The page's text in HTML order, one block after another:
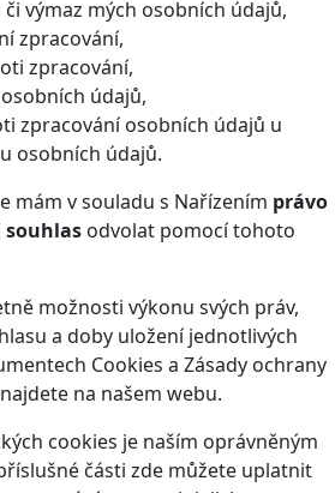
výmaz mých osobních údajů,
zpracování,
zpracování,
údajů,
zpracování osobních údajů u
osobních údajů.
mám v souladu s Nařízením právo
odvolat pomocí tohoto
možnosti výkonu svých práv,
a doby uložení jednotlivých
Cookies a Zásady ochrany
na našem webu.
cookies je naším oprávněným
části zde můžete uplatnit